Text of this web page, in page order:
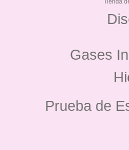
Tienda
Gases
Prueba de